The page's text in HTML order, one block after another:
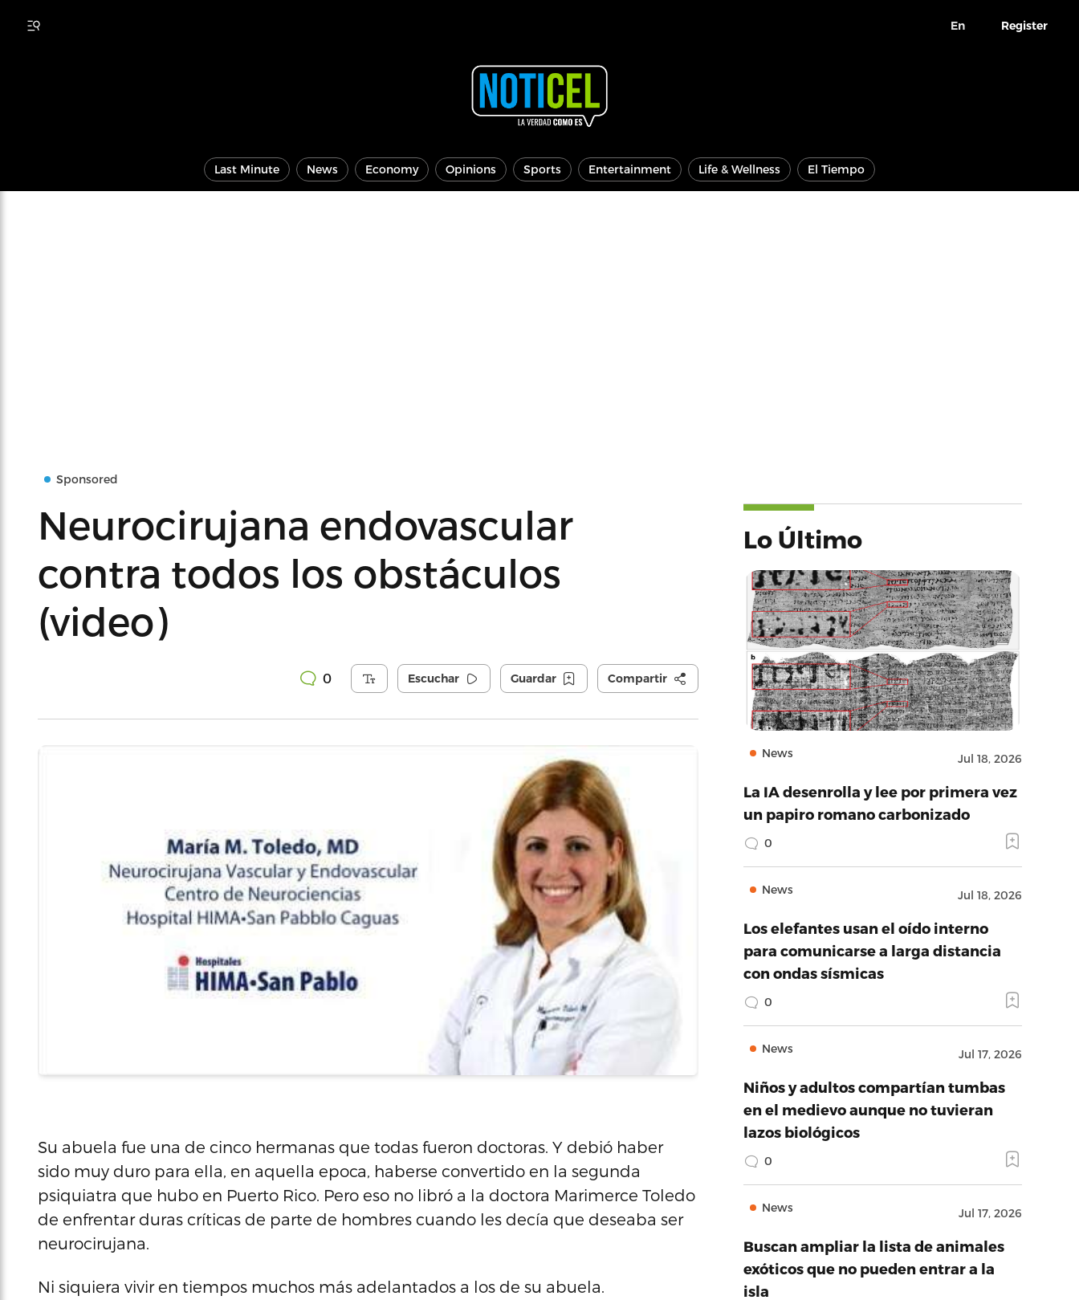
En Register
Last Minute News Economy Opinions Sports Entertainment Life & Wellness El Tiempo
Sponsored
Neurocirujana endovascular
contra todos los obstáculos
(video)
0 Escuchar Guardar Compartir
Su abuela fue una de cinco hermanas que todas fueron doctoras. Y debió haber
sido muy duro para ella, en aquella epoca, haberse convertido en la segunda
psiquiatra que hubo en Puerto Rico. Pero eso no libró a la doctora Marimerce Toledo
de enfrentar duras críticas de parte de hombres cuando les decía que deseaba ser
neurocirujana.
Ni siquiera vivir en tiempos muchos más adelantados a los de su abuela.
Lo Último
News Jul 18, 2026
La IA desenrolla y lee por primera vez
un papiro romano carbonizado
0
News Jul 18, 2026
Los elefantes usan el oído interno
para comunicarse a larga distancia
con ondas sísmicas
0
News Jul 17, 2026
Niños y adultos compartían tumbas
en el medievo aunque no tuvieran
lazos biológicos
0
News Jul 17, 2026
Buscan ampliar la lista de animales
exóticos que no pueden entrar a la
isla